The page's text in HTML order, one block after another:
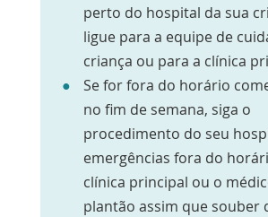
perto do hospital da sua
ligue para a equipe de
criança ou para a clínica
Se for fora do horário
no fim de semana, siga o
procedimento do seu
emergências fora do
clínica principal ou o
plantão assim que souber